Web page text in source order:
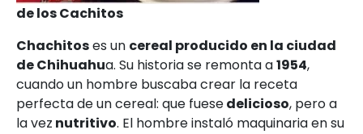
de los Cachitos
Chachitoses un cereal producido en la ciudad
de Chihuahua. Su historia se remonta a1954,
cuando un hombre buscaba crear la receta
perfecta de un cereal: que fuesedelicioso, pero a
la vez nutritivo. El hombre instaló maquinaria en su